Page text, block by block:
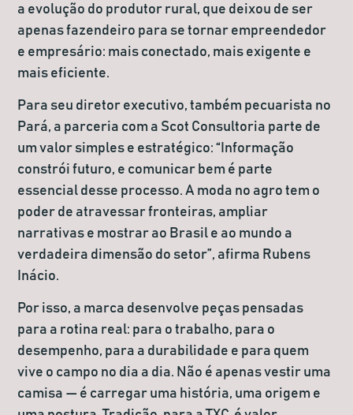
a evolução do produtor rural, que deixou de ser
apenas fazendeiro para se tornar empreendedor
e empresário: mais conectado, mais exigente e
mais eficiente.
Para seu diretor executivo, também pecuarista no
Pará, a parceria com a Scot Consultoria parte de
um valor simples e estratégico: “Informação
constrói futuro, e comunicar bem é parte
essencial desse processo. A moda no agro tem o
poder de atravessar fronteiras, ampliar
narrativas e mostrar ao Brasil e ao mundo a
verdadeira dimensão do setor”, afirma Rubens
Inácio.
Por isso, a marca desenvolve peças pensadas
para a rotina real: para o trabalho, para o
desempenho, para a durabilidade e para quem
vive o campo no dia a dia. Não é apenas vestir uma
camisa — é carregar uma história, uma origem e